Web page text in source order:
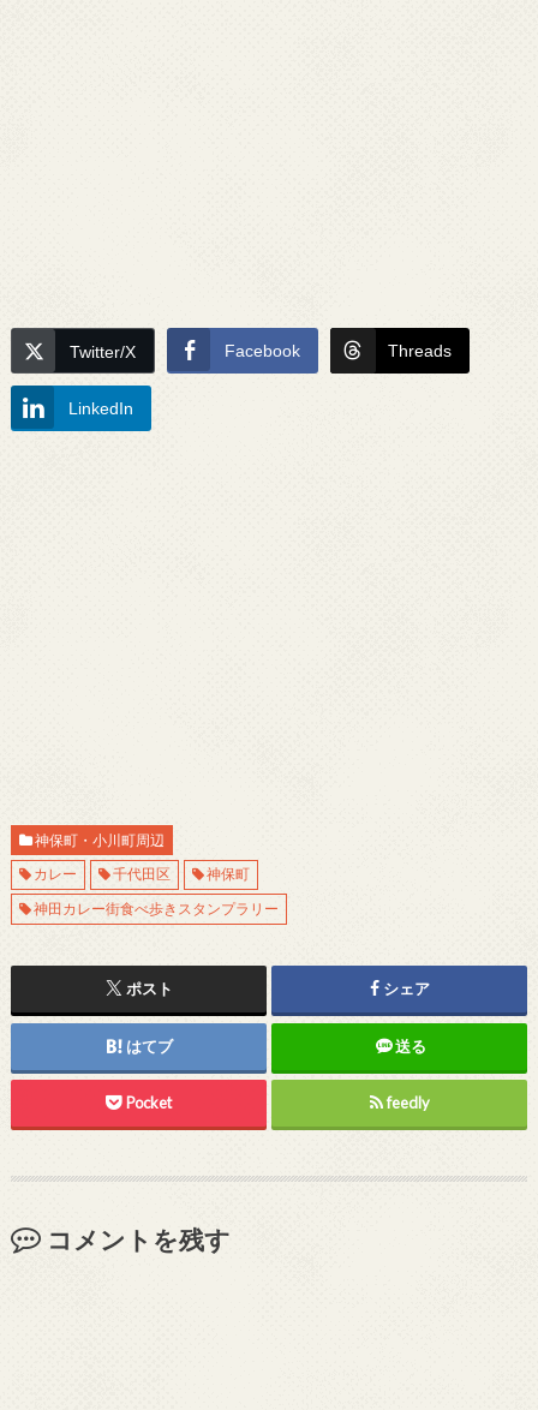
Twitter/X Facebook Threads
LinkedIn
神保町・小川町周辺
カレー
千代田区
神保町
神田カレー街食べ歩きスタンプラリー
ポスト シェア
はてブ 送る
Pocket feedly
コメントを残す